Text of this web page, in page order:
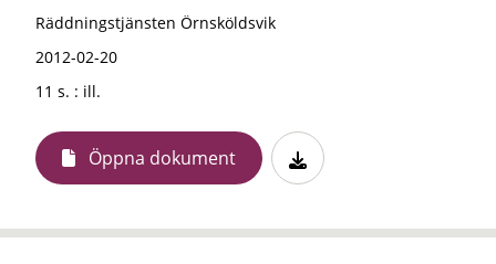
Räddningstjänsten Örnsköldsvik
2012-02-20
11 s. : ill.
Öppna dokument